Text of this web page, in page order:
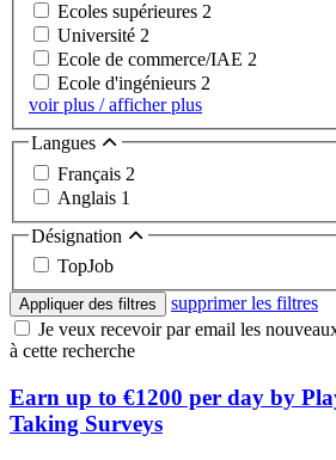
Ecoles supérieures 2
Université 2
Ecole de commerce/IAE 2
Ecole d'ingénieurs 2
voir plus / afficher plus
Langues
Français 2
Anglais 1
Désignation
TopJob
Appliquer des filtres
supprimer les filtres
Je veux recevoir par email les
à cette recherche
Earn up to €1200 per day by
Taking Surveys